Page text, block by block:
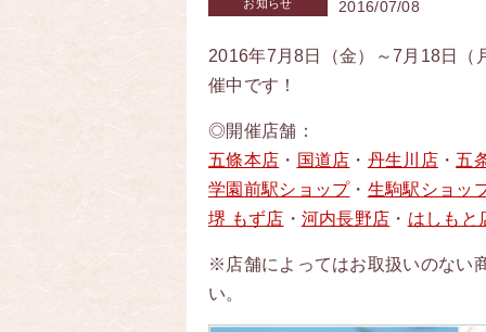
お知らせ 2016/07/08
2016年7月8日（金）～7月18日（
催中です！
◎開催店舗：
五條本店 ・ 国道店 ・ 丹生川店・ 五
学園前駅ショップ・ 生駒駅ショッ
堺 もず店 ・ 河内長野店 ・ はしもと
※店舗によってはお取扱いのない
い。